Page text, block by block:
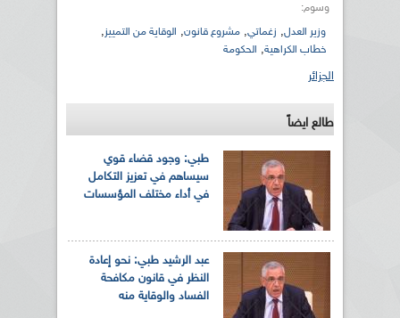
وسوم:
وزير العدل, زغماتي, مشروع قانون, الوقاية من التمييز,
خطاب الكراهية, الحكومة
الجزائر
طالع ايضاً
طبي: وجود قضاء قوي
سيساهم في تعزيز التكامل
في أداء مختلف المؤسسات
عبد الرشيد طبي: نحو إعادة
النظر في قانون مكافحة
الفساد والوقاية منه